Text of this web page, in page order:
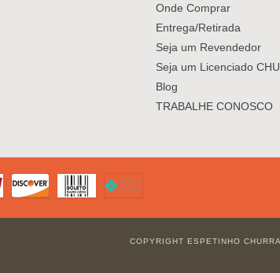
Onde Comprar
Entrega/Retirada
Seja um Revendedor
Seja um Licenciado
Blog
TRABALHE CONOSCO
COPYRIGHT ESPETINHO